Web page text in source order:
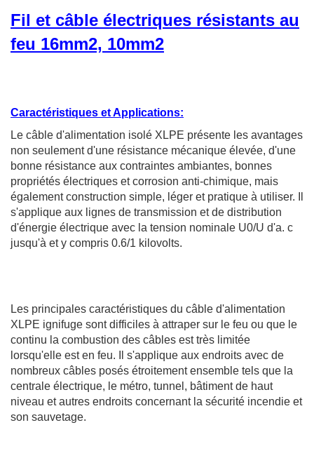
Fil et câble électriques résistants au
feu 16mm2, 10mm2
Caractéristiques et Applications:
Le câble d'alimentation isolé XLPE présente les avantages
non seulement d'une résistance mécanique élevée, d'une
bonne résistance aux contraintes ambiantes, bonnes
propriétés électriques et corrosion anti-chimique, mais
également construction simple, léger et pratique à utiliser. Il
s'applique aux lignes de transmission et de distribution
d'énergie électrique avec la tension nominale U0/U d'a. c
jusqu'à et y compris 0.6/1 kilovolts.
Les principales caractéristiques du câble d'alimentation
XLPE ignifuge sont difficiles à attraper sur le feu ou que le
continu la combustion des câbles est très limitée
lorsqu'elle est en feu. Il s'applique aux endroits avec de
nombreux câbles posés étroitement ensemble tels que la
centrale électrique, le métro, tunnel, bâtiment de haut
niveau et autres endroits concernant la sécurité incendie et
son sauvetage.